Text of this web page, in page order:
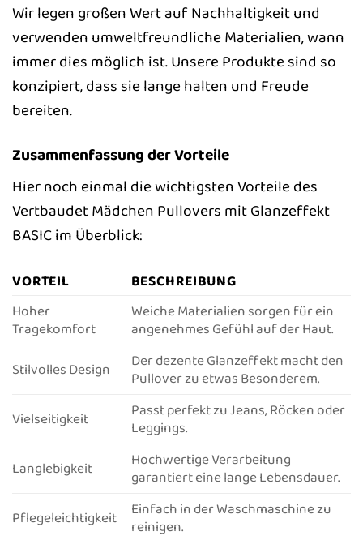
Wir legen großen Wert auf Nachhaltigkeit und
verwenden umweltfreundliche Materialien, wann
immer dies möglich ist. Unsere Produkte sind so
konzipiert, dass sie lange halten und Freude
bereiten.
Zusammenfassung der Vorteile
Hier noch einmal die wichtigsten Vorteile des
Vertbaudet Mädchen Pullovers mit Glanzeffekt
BASIC im Überblick:
VORTEIL
BESCHREIBUNG
Hoher
Tragekomfort
Weiche Materialien sorgen für ein
angenehmes Gefühl auf der Haut.
Stilvolles Design
Der dezente Glanzeffekt macht den
Pullover zu etwas Besonderem.
Vielseitigkeit
Passt perfekt zu Jeans, Röcken oder
Leggings.
Langlebigkeit
Hochwertige Verarbeitung
garantiert eine lange Lebensdauer.
Pflegeleichtigkeit
Einfach in der Waschmaschine zu
reinigen.